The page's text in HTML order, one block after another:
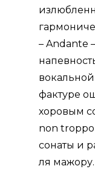
– Andante
фактуре
хоровым
non
сонаты и
ля